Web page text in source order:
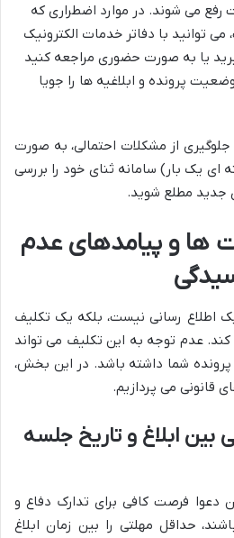
می شوند. در موارد اضطراری که
توانید با دفاتر خدمات الکترونیک
یا به صورت حضوری مراجعه کنید
پرونده و ابلاغیه ها را جویا
از مشکلات احتمالی، به صورت
ای یک بار) سامانه ثنای خود را بررسی
جدید مطلع شوید.
ها و پیامدهای عدم
اطلاع رسانی نیست، بلکه یک تکلیف
کند. عدم توجه به این تکلیف می تواند
شما داشته باشد. در این بخش،
قانونی می پردازیم.
بین ابلاغ و تاریخ جلسه
دعوا فرصت کافی برای تدارک دفاع و
حداقل مهلتی را بین زمان ابلاغ